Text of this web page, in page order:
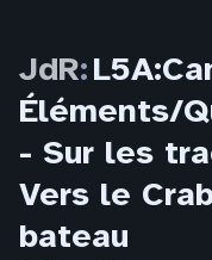
JdR:
Éléments/
- Sur les
Vers le
bateau